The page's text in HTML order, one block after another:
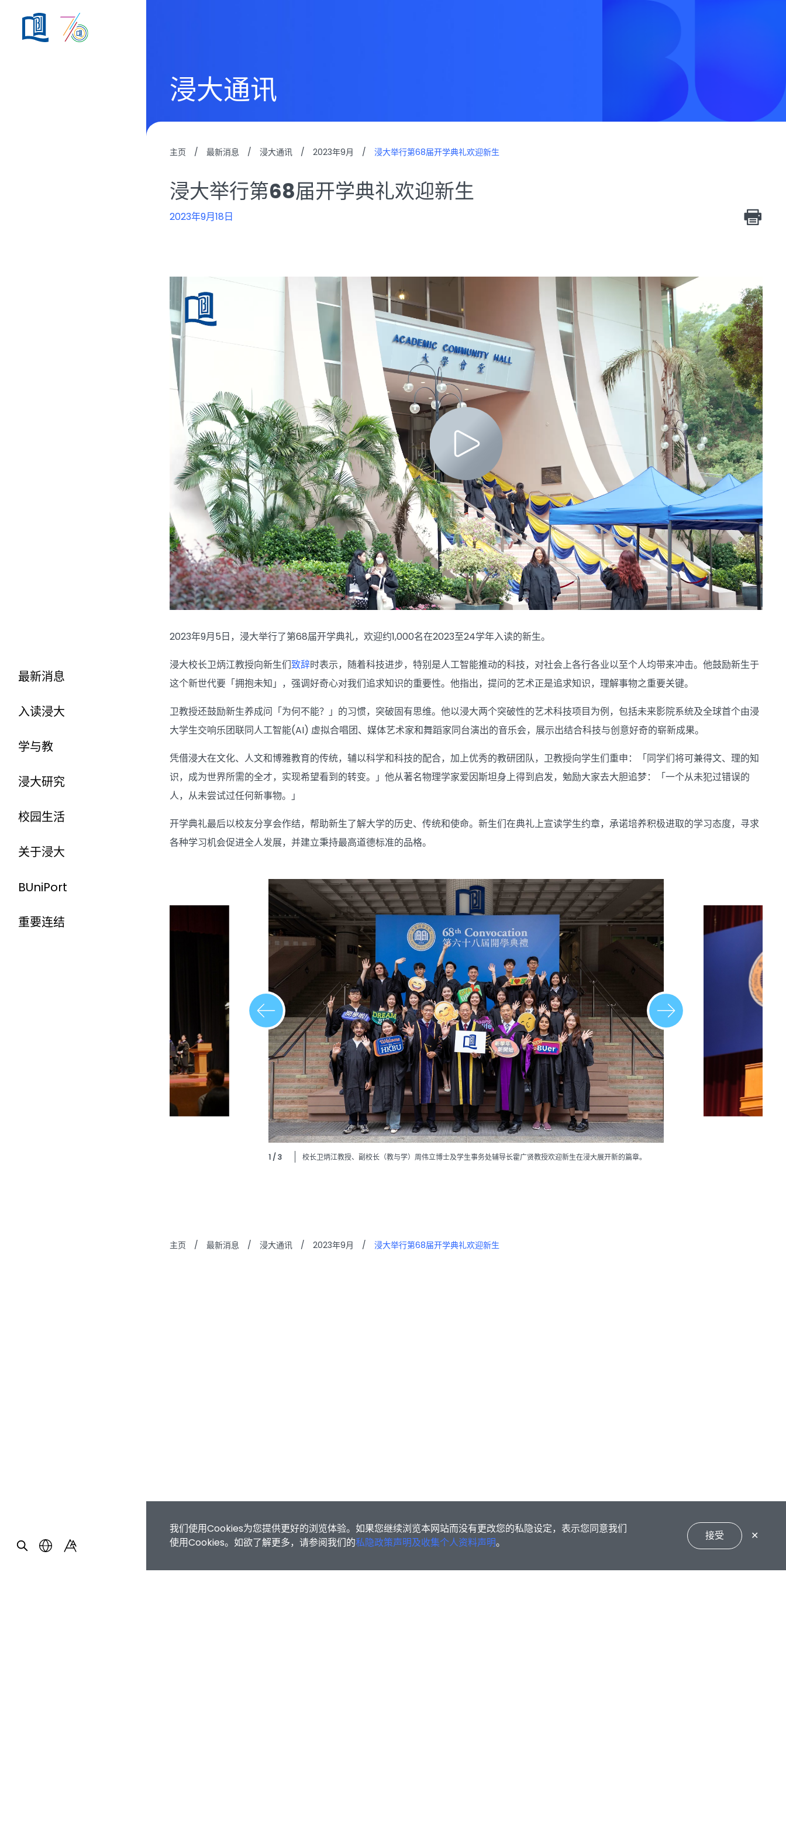
最新消息
入读浸大
学与教
浸大研究
校园生活
关于浸大
BUniPort
重要连结
浸大通讯
主页 / 最新消息 / 浸大通讯 / 2023年9月 / 浸大举行第68届开学典礼欢迎新生
浸大举行第68届开学典礼欢迎新生
2023年9月18日
2023年9月5日，浸大举行了第68届开学典礼，欢迎约1,000名在2023至24学年入读的新生。
浸大校长卫炳江教授向新生们致辞时表示，随着科技进步，特别是人工智能推动的科技，对社会上各行各业以至个人均带来冲击。他鼓励新生于
这个新世代要「拥抱未知」，强调好奇心对我们追求知识的重要性。他指出，提问的艺术正是追求知识，理解事物之重要关键。
卫教授还鼓励新生养成问「为何不能？」的习惯，突破固有思维。他以浸大两个突破性的艺术科技项目为例，包括未来影院系统及全球首个由浸
大学生交响乐团联同人工智能(AI) 虚拟合唱团、媒体艺术家和舞蹈家同台演出的音乐会，展示出结合科技与创意好奇的崭新成果。
凭借浸大在文化、人文和博雅教育的传统，辅以科学和科技的配合，加上优秀的教研团队，卫教授向学生们重申：「同学们将可兼得文、理的知
识，成为世界所需的全才，实现希望看到的转变。」他从著名物理学家爱因斯坦身上得到启发，勉励大家去大胆追梦：「一个从未犯过错误的
人，从未尝试过任何新事物。」
开学典礼最后以校友分享会作结，帮助新生了解大学的历史、传统和使命。新生们在典礼上宣读学生约章，承诺培养积极进取的学习态度，寻求
各种学习机会促进全人发展，并建立秉持最高道德标准的品格。
1 / 3 校长卫炳江教授、副校长（教与学）周伟立博士及学生事务处辅导长霍广贤教授欢迎新生在浸大展开新的篇章。
主页 / 最新消息 / 浸大通讯 / 2023年9月 / 浸大举行第68届开学典礼欢迎新生
我们使用Cookies为您提供更好的浏览体验。如果您继续浏览本网站而没有更改您的私隐设定，表示您同意我们
使用Cookies。如欲了解更多，请参阅我们的私隐政策声明及收集个人资料声明。
接受 ✕